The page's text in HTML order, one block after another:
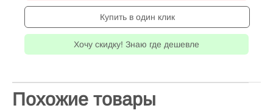
Купить в один клик
Хочу скидку! Знаю где дешевле
Похожие товары